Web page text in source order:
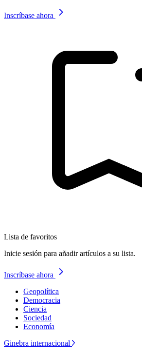
Inscríbase ahora
Lista de favoritos
Inicie sesión para añadir artículos a su lista.
Inscríbase ahora
Geopolítica
Democracia
Ciencia
Sociedad
Economía
Ginebra internacional